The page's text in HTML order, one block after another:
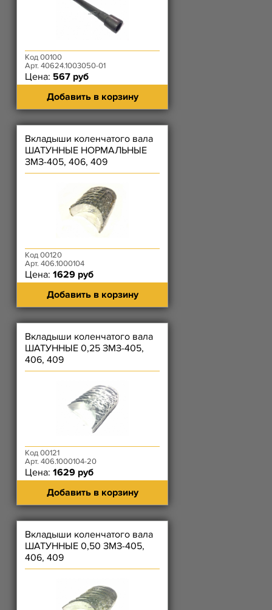
Код 00100
Арт. 40624.1003050-01
Цена: 567 руб
Добавить в корзину
Вкладыши коленчатого вала
ШАТУННЫЕ НОРМАЛЬНЫЕ
ЗМЗ-405, 406, 409
Код 00120
Арт. 406.1000104
Цена: 1629 руб
Добавить в корзину
Вкладыши коленчатого вала
ШАТУННЫЕ 0,25 ЗМЗ-405,
406, 409
Код 00121
Арт. 406.1000104-20
Цена: 1629 руб
Добавить в корзину
Вкладыши коленчатого вала
ШАТУННЫЕ 0,50 ЗМЗ-405,
406, 409